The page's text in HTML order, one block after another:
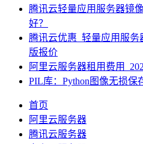
腾讯云轻量应用服务器镜
好？
腾讯云优惠_轻量应用服
版报价
阿里云服务器租用费用
PIL库：Python图像无损保
首页
阿里云服务器
腾讯云服务器